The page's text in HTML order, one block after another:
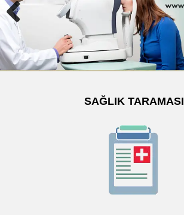
Previous
SAĞLIK TARAMASI